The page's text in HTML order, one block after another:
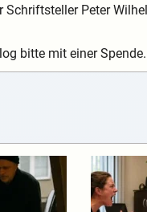
Schriftsteller Peter
bitte mit einer